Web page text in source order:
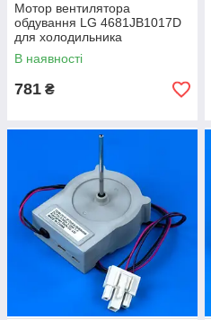
Мотор вентилятора
обдування LG 4681JB1017D
для холодильника
В наявності
781 ₴